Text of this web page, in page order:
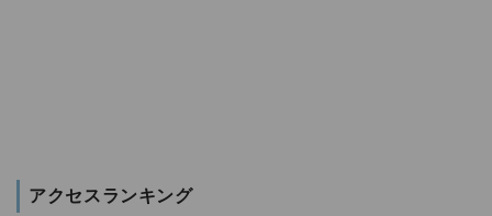
アクセスランキング